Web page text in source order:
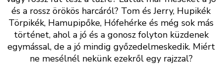
és a rossz örökös harcáról? Tom és Jerry, Hupikék
Törpikék, Hamupipőke, Hófehérke és még sok más
történet, ahol a jó és a gonosz folyton küzdenek
egymással, de a jó mindig győzedelmeskedik. Miért
ne mesélnél nekünk ezekről egy rajzzal?